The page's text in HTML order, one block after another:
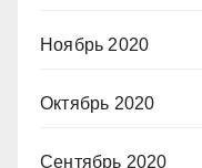
Ноябрь 2020
Октябрь 2020
Сентябрь 2020